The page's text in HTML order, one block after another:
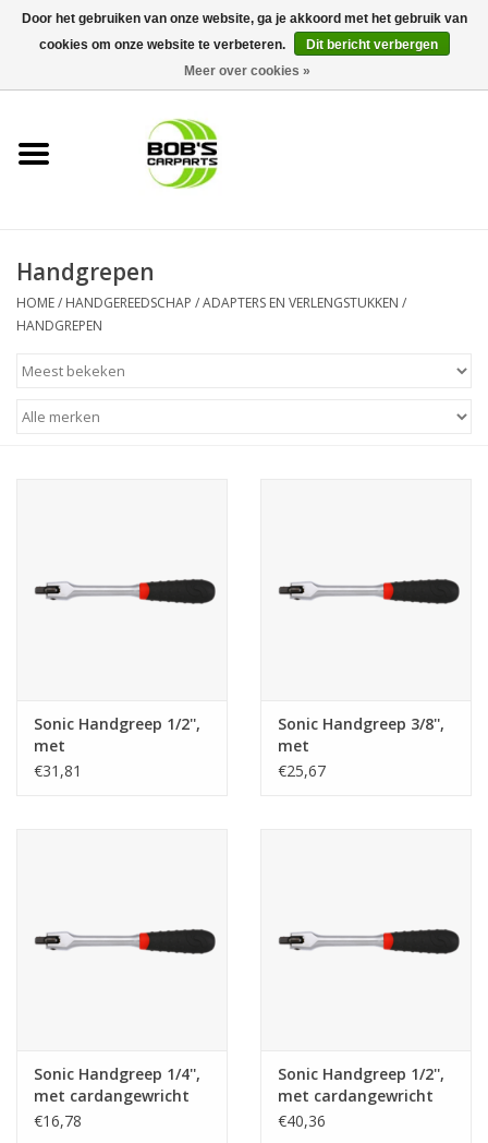
0 Artikelen - €0,00
KS TOOLS
Next Gereedschapswagens
Foam sets
Diagnose & meten
Luchtgereedschap
Overige producten
Handgrepen
HOME/ HANDGEREEDSCHAP /ADAPTERS EN VERLENGSTUKKEN /
HANDGREPEN
Sonic Handgreep 1/2'',
met
cardangewricht250mmL
€31,81
Sonic Handgreep 3/8'',
met
cardangewricht200mmL
€25,67
Sonic Handgreep 1/4'',
met cardangewricht
155mmL
€16,78
Sonic Handgreep 1/2'',
met cardangewricht
370mmL
€40,36
Door het gebruiken van onze website, ga je akkoord met het gebruik van
cookies om onze website te verbeteren.
Dit bericht verbergen
Meer over cookies »